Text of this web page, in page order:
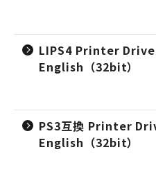
LIPS4 Printer
English（32bit）
PS3互換 Printer
English（32bit）